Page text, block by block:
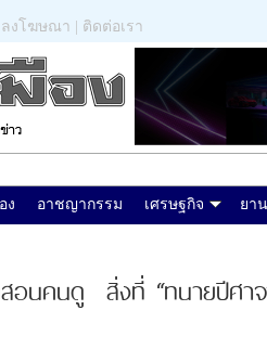
ลงโฆษณา ติดต่อเรา
ง อาชญากรรม เศรษฐกิจ ยา
สอนคนดู สิ่งที่ “ทนายปีศา